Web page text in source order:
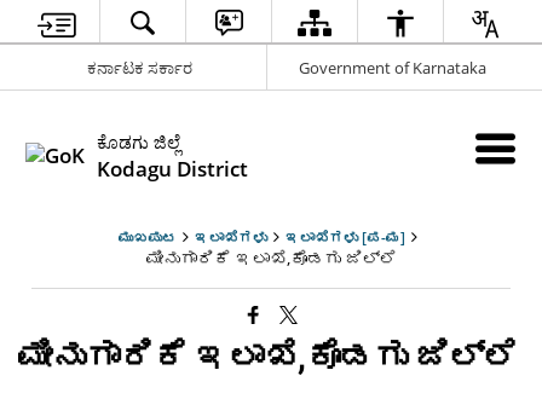
ಕರ್ನಾಟಕ ಸರ್ಕಾರ Government of Karnataka
ಕೊಡಗು ಜಿಲ್ಲೆ
Kodagu District
ಮುಖಪುಟ ಇಲಾಖೆಗಳು ಇಲಾಖೆಗಳು [ಪ-ಮ]
ಮೀನುಗಾರಿಕೆ ಇಲಾಖೆ,ಕೊಡಗು ಜಿಲ್ಲೆ
ಮೀನುಗಾರಿಕೆ ಇಲಾಖೆ,ಕೊಡಗು ಜಿಲ್ಲೆ